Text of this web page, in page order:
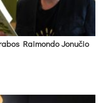
Rai­mon­do Jo­nu­čio